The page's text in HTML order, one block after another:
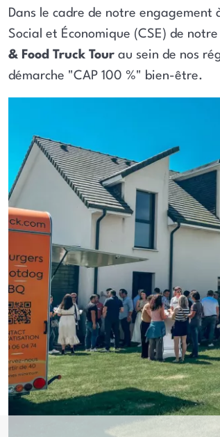
Dans le cadre de notre
Social et Économique (CSE) de
& Food Truck Tour au sein de nos
démarche "CAP 100 %" bien-être.